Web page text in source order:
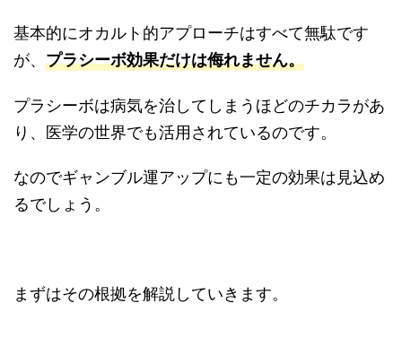
基本的にオカルト的アプローチはすべて無駄です
が、 プラシーボ効果だけは侮れません。
プラシーボは病気を治してしまうほどのチカラがあ
り、医学の世界でも活用されているのです。
なのでギャンブル運アップにも一定の効果は見込め
るでしょう。
まずはその根拠を解説していきます。